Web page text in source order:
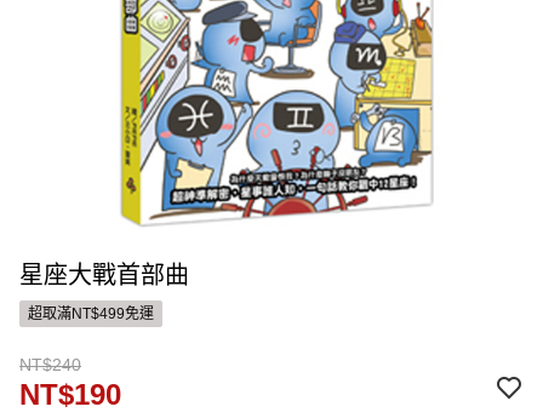
星座大戰首部曲
超取滿NT$499免運
NT$240
NT$190